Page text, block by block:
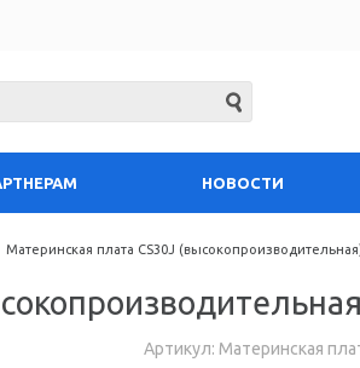
НОВОСТИ
Материнская плата CS30J
Артикул: Материнская